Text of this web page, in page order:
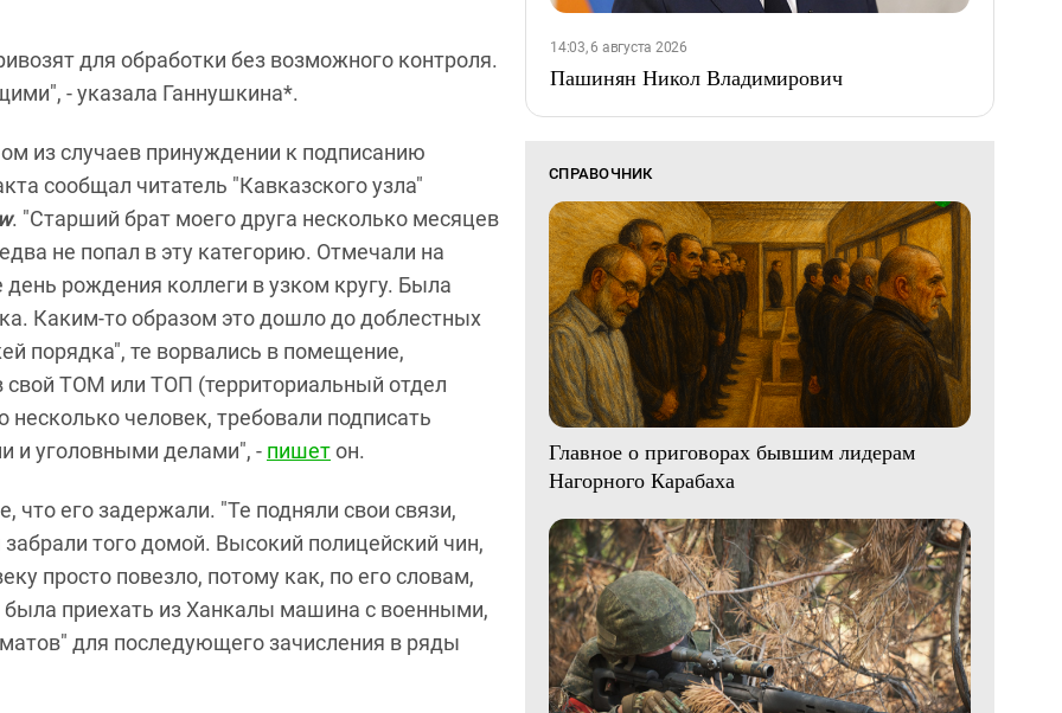
для обработки без возможного контроля.
- указала Ганнушкина*.
из случаев принуждении к подписанию
сообщал читатель "Кавказского узла"
. "Старший брат моего друга несколько месяцев
не попал в эту категорию. Отмечали на
день рождения коллеги в узком кругу. Была
Каким-то образом это дошло до доблестных
порядка", те ворвались в помещение,
свой ТОМ или ТОП (территориальный отдел
человек, требовали подписать
и уголовными делами", - пишетон.
его задержали. "Те подняли свои связи,
того домой. Высокий полицейский чин,
просто повезло, потому как, по его словам,
приехать из Ханкалы машина с военными,
для последующего зачисления в ряды
14:03, 6 августа 2026
Пашинян Никол Владимирович
СПРАВОЧНИК
Главное о приговорах бывшим лидерам
Нагорного Карабаха